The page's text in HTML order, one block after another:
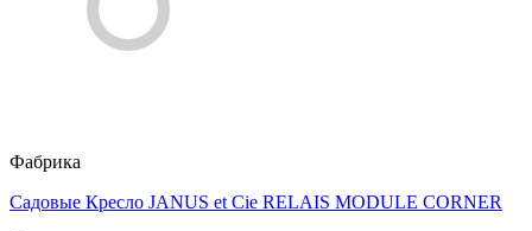
Фабрика
Садовые Кресло JANUS et Cie RELAIS MODULE CORNER